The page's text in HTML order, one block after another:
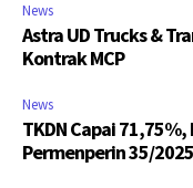
News
Astra UD Trucks &
Kontrak MCP
News
TKDN Capai
Permenperin 35/2025